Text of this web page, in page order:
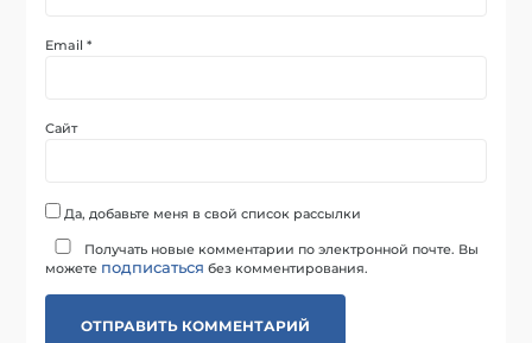
Email*
Сайт
Да, добавьте меня в свой список рассылки
Получать новые комментарии по электронной почте. Вы
можете подписаться без комментирования.